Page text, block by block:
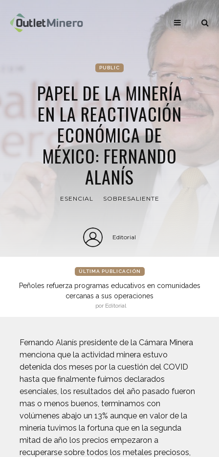
PUBLIC
PAPEL DE LA MINERÍA
EN LA REACTIVACIÓN
ECONÓMICA DE
MÉXICO: FERNANDO
ALANÍS
ESENCIAL SOBRESALIENTE
Editorial
ÚLTIMA PUBLICACIÓN
Peñoles refuerza programas educativos en comunidades
cercanas a sus operaciones
por Editorial
Fernando Alanís presidente de la Cámara Minera
menciona que la actividad minera estuvo
detenida dos meses por la cuestión del COVID
hasta que finalmente fuimos declarados
esenciales, los resultados del año pasado fueron
mas o menos buenos, terminamos con
volúmenes abajo un 13% aunque en valor de la
minería tuvimos la fortuna que en la segunda
mitad de año los precios empezaron a
recuperarse sobre todos los metales preciosos,